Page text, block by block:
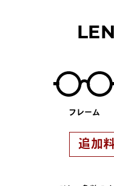
フレーム
追加